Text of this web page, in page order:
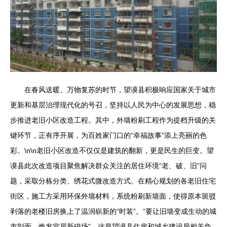
在春风送暖、万物复苏的时节，望谟县积极响应国家关于城市
更新和基层治理现代化的号召，坚持以人民为中心的发展思想，稳
步推进老旧小区改造工程。其中，外墙粉刷工程作为提档升级的关
键环节，正有序开展，为百姓家门口的“幸福故事”添上亮丽的色
彩。\n\n老旧小区改造不仅仅是建筑的翻新，更是民生的巨变。望
谟县此次改造项目聚焦解决群众关注的居住环境“老、破、旧”问
题，采取分栋分类、绣花式微改造方式。在精心规划的各老旧住宅
街区，施工方采用环保外墙材料，系统粉刷新墙面，使得原本斑驳
剥落的老楼旧房换上了温润崭新的“时装”。“要让旧墙变成生动的城